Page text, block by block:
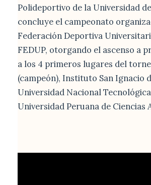
Polideportivo de la Universidad
concluye el campeonato
Federación Deportiva
FEDUP, otorgando el ascenso a
a los 4 primeros lugares del
(campeón), Instituto San Ignacio
Universidad Nacional
Universidad Peruana de Ciencias